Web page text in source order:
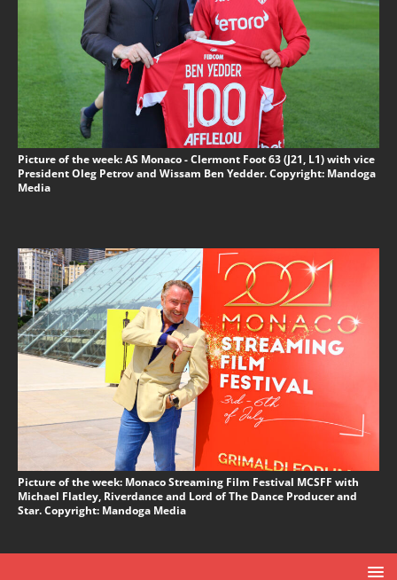
Picture of the week: AS Monaco - Clermont Foot 63 (J21, L1) with vice
President Oleg Petrov and Wissam Ben Yedder. Copyright: Mandoga
Media
Picture of the week: Monaco Streaming Film Festival MCSFF with
Michael Flatley, Riverdance and Lord of The Dance Producer and
Star. Copyright: Mandoga Media